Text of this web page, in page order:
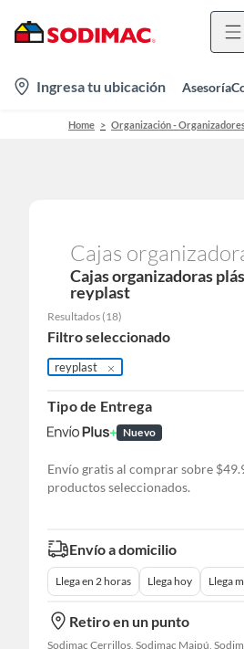
location-
icon
Ingresa tu ubicación Asesoría
Home Organización -
Cajas
Cajas organizadoras plásticas -
reyplast
Resultados (18)
Filtro seleccionado
reyplast
Tipo de Entrega
Nuevo
Envío gratis al comprar sobre
productos seleccionados.
Envío a domicilio
Llega en 2 horas Llega hoy Llega
Retiro en un punto